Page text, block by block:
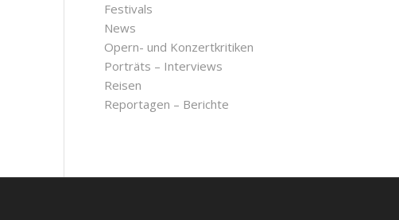
Festivals
News
Opern- und Konzertkritiken
Porträts – Interviews
Reisen
Reportagen – Berichte